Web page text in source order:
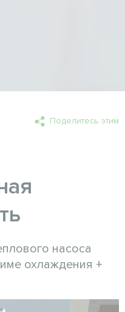
Поделитесь этим
насоса
охлаждения +